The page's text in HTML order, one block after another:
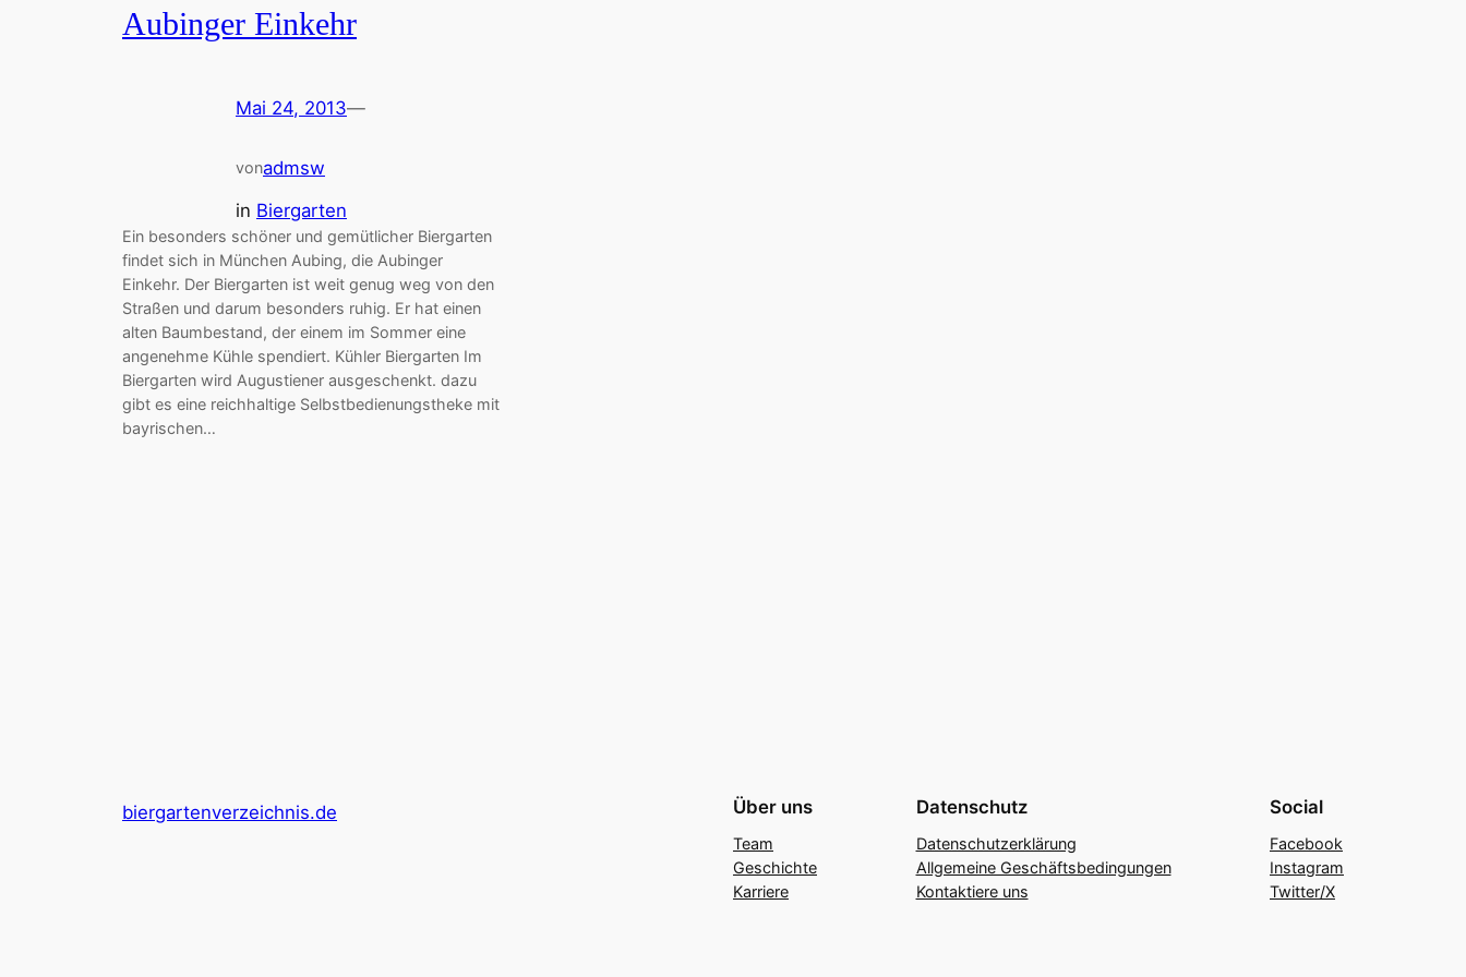
Aubinger Einkehr
Mai 24, 2013—
vonadmsw
in Biergarten
Ein besonders schöner und gemütlicher Biergarten
findet sich in München Aubing, die Aubinger
Einkehr. Der Biergarten ist weit genug weg von den
Straßen und darum besonders ruhig. Er hat einen
alten Baumbestand, der einem im Sommer eine
angenehme Kühle spendiert. Kühler Biergarten Im
Biergarten wird Augustiener ausgeschenkt. dazu
gibt es eine reichhaltige Selbstbedienungstheke mit
bayrischen…
biergartenverzeichnis.de Über uns
Team
Geschichte
Karriere
Datenschutz
Datenschutzerklärung
Allgemeine Geschäftsbedingungen
Kontaktiere uns
Social
Facebook
Instagram
Twitter/X